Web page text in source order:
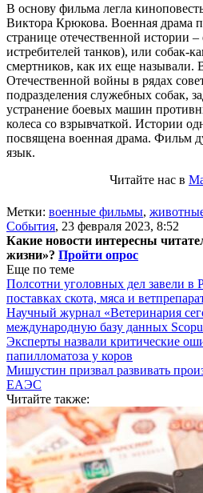
В основу фильма легла
Виктора Крюкова. Военная драма
странице отечественной истории
истребителей танков), или собак-
смертников, как их еще называли.
Отечественной войны в рядах
подразделения служебных собак,
устранение боевых машин
колеса со взрывчаткой. Истории
посвящена военная драма. Фильм
язык.
Читайте нас в
Метки: военные фильмы,
События, 23 февраля 2023, 8:52
Какие новости интересны
жизни»? Пройти опрос
Еще по теме
Полсотни уголовных дел завели в
поставках скота, мяса и
Научный журнал «Ветеринария
международную базу данных
Эксперты назвали критические
папилломатоза у коров
Мишустин призвал развивать
ЕАЭС
Читайте также: